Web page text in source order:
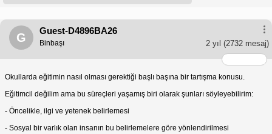
G
Guest-D4896BA26
2 yıl (2732 mesaj)
Binbaşı
Okullarda eğitimin nasıl olması gerektiği başlı başına bir tartışma konusu.
Eğitimcil değilim ama bu süreçleri yaşamış biri olarak şunları söyleyebilirim:
- Öncelikle, ilgi ve yetenek belirlemesi
- Sosyal bir varlık olan insanın bu belirlemelere göre yönlendirilmesi